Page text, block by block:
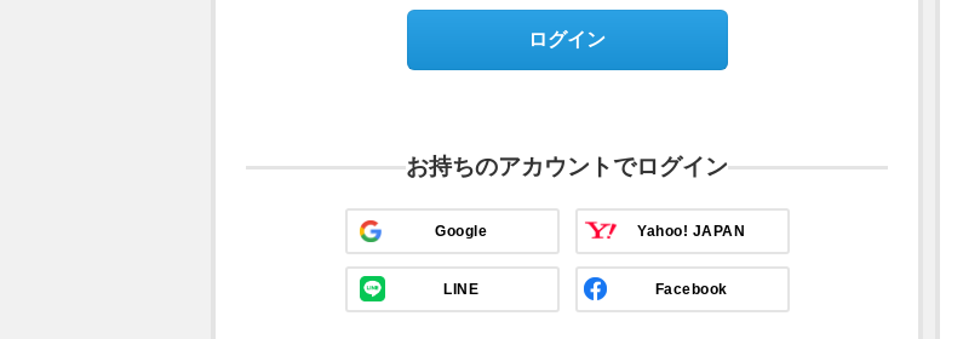
ログイン
お持ちのアカウントでログイン
Google Yahoo! JAPAN
LINE Facebook